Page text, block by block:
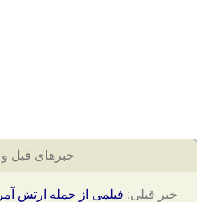
خبرهای قبل و
خبر قبلی: فیلمی از حمله ارتش